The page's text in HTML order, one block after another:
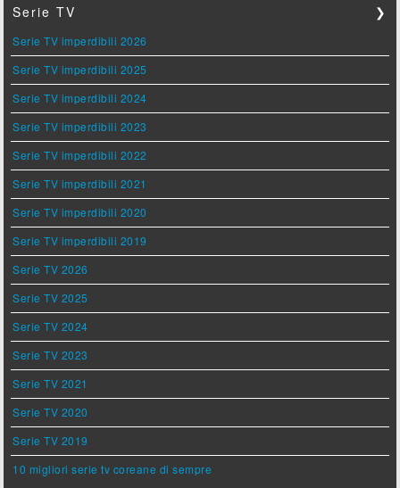
Serie TV ❯
Serie TV imperdibili 2026
Serie TV imperdibili 2025
Serie TV imperdibili 2024
Serie TV imperdibili 2023
Serie TV imperdibili 2022
Serie TV imperdibili 2021
Serie TV imperdibili 2020
Serie TV imperdibili 2019
Serie TV 2026
Serie TV 2025
Serie TV 2024
Serie TV 2023
Serie TV 2021
Serie TV 2020
Serie TV 2019
10 migliori serie tv coreane di sempre